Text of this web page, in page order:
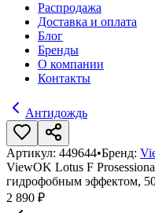
Распродажа
Доставка и оплата
Блог
Бренды
О компании
Контакты
Антидождь
Артикул: 449644•Бренд:
ViewOK Lotus F
гидрофобным эффектом,
2 890 ₽